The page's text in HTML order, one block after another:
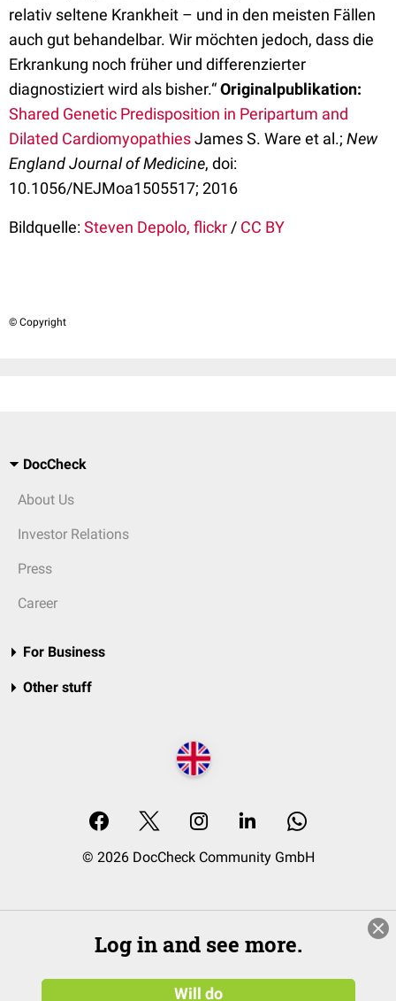
relativ seltene Krankheit – und in den meisten Fällen
auch gut behandelbar. Wir möchten jedoch, dass die
Erkrankung noch früher und differenzierter
diagnostiziert wird als bisher.“Originalpublikation:
Shared Genetic Predisposition in Peripartum and
Dilated CardiomyopathiesJames S. Ware et al.; New
England Journal of Medicine, doi:
10.1056/NEJMoa1505517; 2016
Bildquelle:Steven Depolo, flickr / CC BY
© Copyright
DocCheck
About Us
Investor Relations
Press
Career
For Business
Other stuff
© 2026 DocCheck Community GmbH
Log in and see more.
Will do